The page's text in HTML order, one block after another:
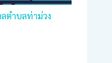
ตำบลท่าม่วง